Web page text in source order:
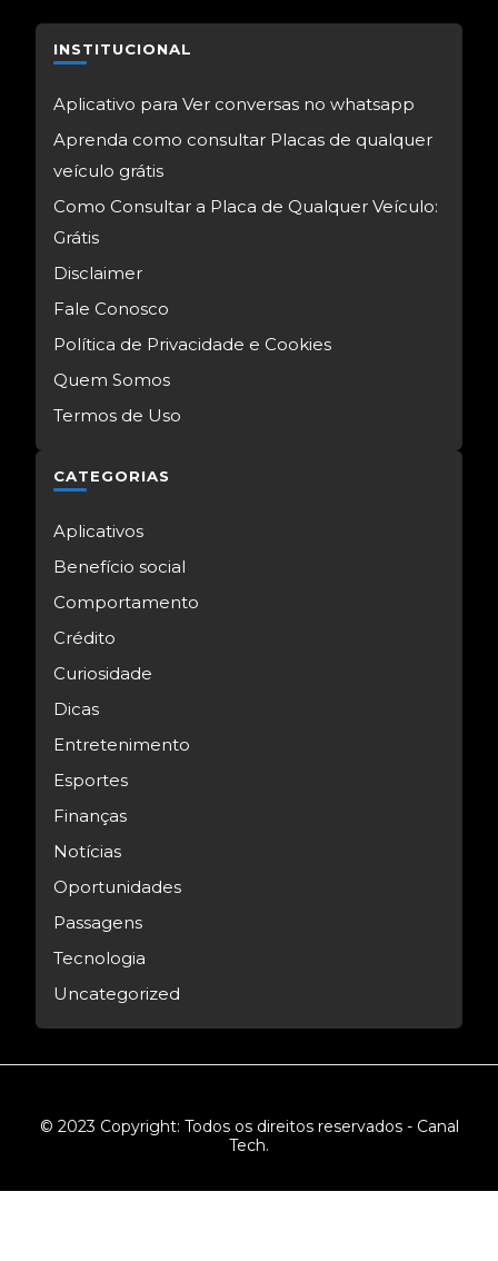
INSTITUCIONAL
Aplicativo para Ver conversas no whatsapp
Aprenda como consultar Placas de qualquer
veículo grátis
Como Consultar a Placa de Qualquer Veículo:
Grátis
Disclaimer
Fale Conosco
Política de Privacidade e Cookies
Quem Somos
Termos de Uso
CATEGORIAS
Aplicativos
Benefício social
Comportamento
Crédito
Curiosidade
Dicas
Entretenimento
Esportes
Finanças
Notícias
Oportunidades
Passagens
Tecnologia
Uncategorized
© 2023 Copyright: Todos os direitos reservados - Canal
Tech.